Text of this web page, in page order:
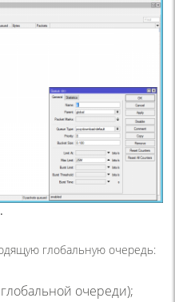
глобальную очередь:
очереди);